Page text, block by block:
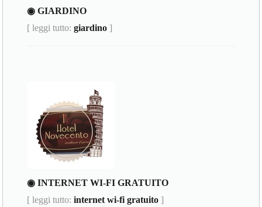
◉ GIARDINO
[ leggi tutto:giardino ]
◉ INTERNET WI-FI GRATUITO
[ leggi tutto:internet wi-fi gratuito ]